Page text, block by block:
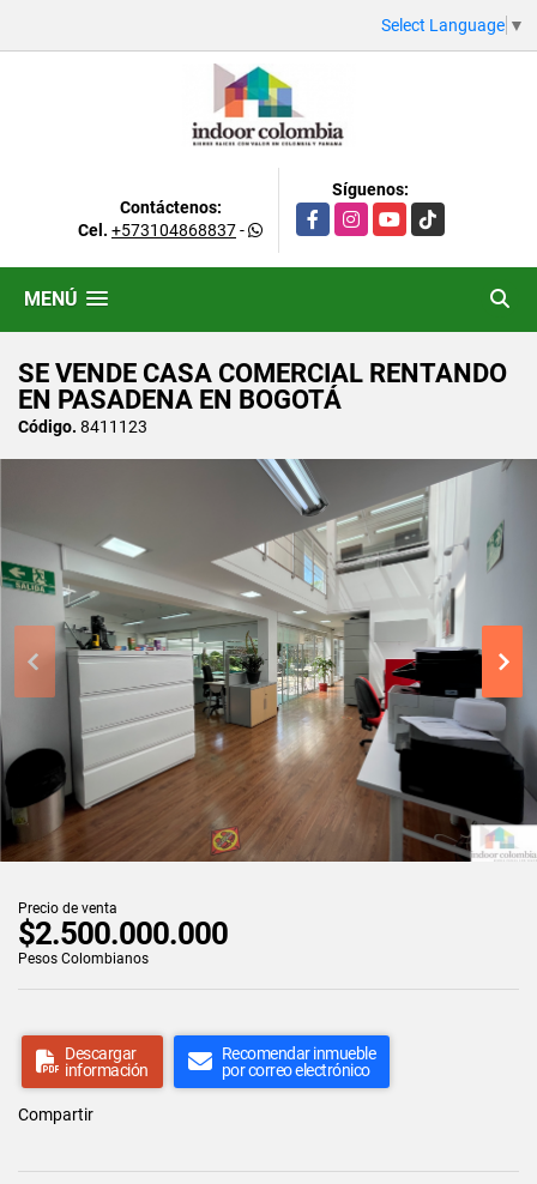
Select Language ▼
Contáctenos:
Cel. +573104868837-
Síguenos:
FacebookInstagramYouTubeTikTok
MENÚ
SE VENDE CASA COMERCIAL RENTANDO
EN PASADENA EN BOGOTÁ
Código. 8411123
Precio de venta
$2.500.000.000
Pesos Colombianos
Descargar
información
Recomendar inmueble
por correo electrónico
Compartir